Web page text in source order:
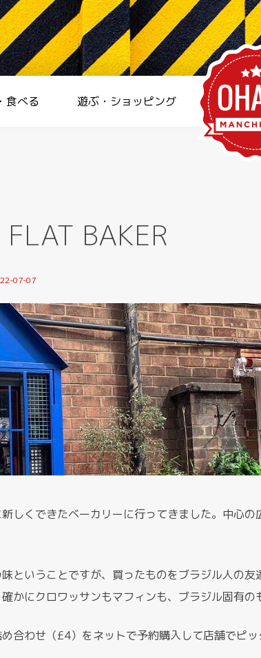
食べる 遊ぶ・ショッピング
BAKER
07-07
しくできたベーカリーに行ってきました。中心
ということですが、買ったものをブラジル人の
かにクロワッサンもマフィンも、ブラジル固有の
合わせ（£4）をネットで予約購入して店舗でピ